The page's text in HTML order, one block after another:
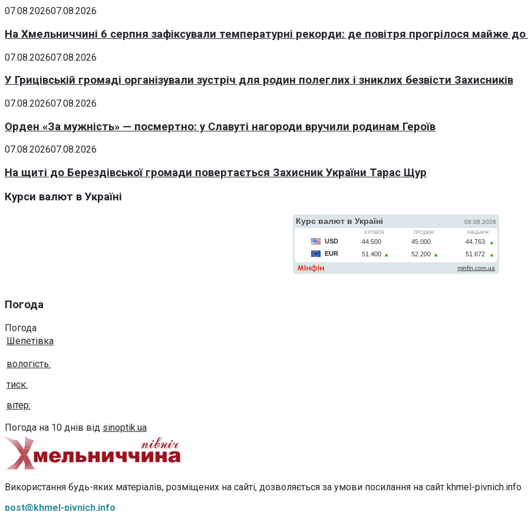
07.08.202607.08.2026
На Хмельниччині 6 серпня зафіксували температурні рекорди: де повітря прогрілося майже до
07.08.202607.08.2026
У Грицівській громаді організували зустріч для родин полеглих і зниклих безвісти Захисників
07.08.202607.08.2026
Орден «За мужність» — посмертно: у Славуті нагороди вручили родинам Героїв
07.08.202607.08.2026
На щиті до Берездівської громади повертається Захисник України Тарас Щур
Курси валют в Україні
Погода
Погода
Шепетівка
вологість:
тиск:
вітер:
Погода на 10 днів від sinoptik.ua
Використання будь-яких матеріалів, розміщених на сайті, дозволяється за умови посилання на сайт khmel-pivnich.info
post@khmel-pivnich.info